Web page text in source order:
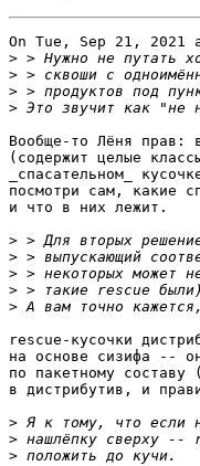
On Tue, Sep 21, 2021
>
>
>
>
Вообще-то Лёня прав:
(содержит целые
_спасательном_
посмотри сам, какие
и что в них лежит.
>
>
>
>
>
rescue-кусочки
на основе сизифа --
по пакетному составу
в дистрибутив, и
>
>
>